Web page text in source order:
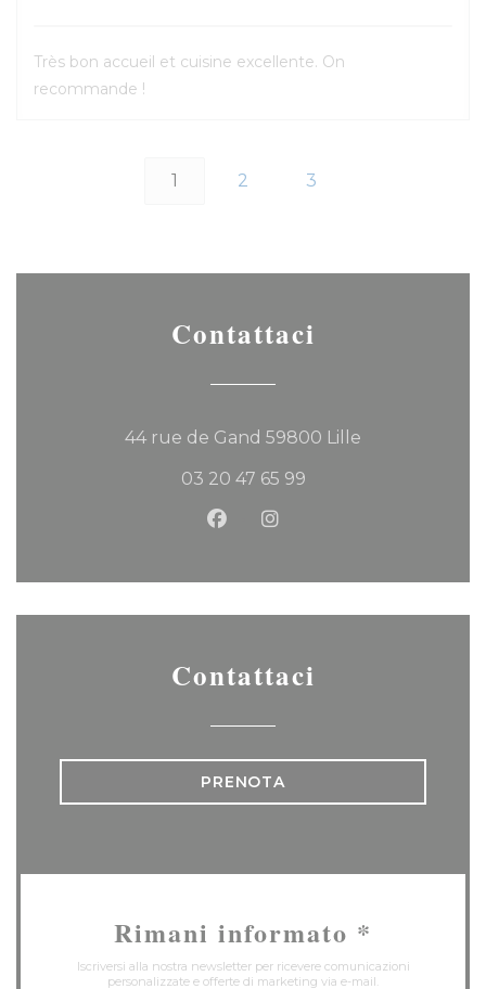
Très bon accueil et cuisine excellente. On
recommande !
1 2 3
Contattaci
44 rue de Gand 59800 Lille
03 20 47 65 99
Facebook ((apre una
Instagram ((apre una
Contattaci
PRENOTA
Rimani informato *
Iscriversi alla nostra newsletter per ricevere comunicazioni
personalizzate e offerte di marketing via e-mail.